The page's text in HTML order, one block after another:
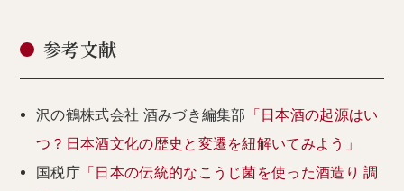
参考文献
沢の鶴株式会社 酒みづき編集部 「日本酒の起源はい
つ？日本酒文化の歴史と変遷を紐解いてみよう」
国税庁「日本の伝統的なこうじ菌を使った酒造り 調